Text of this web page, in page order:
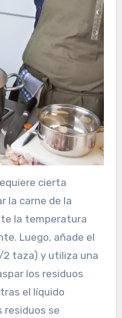
cierta
la carne de la
la temperatura
Luego, añade el
2 taza) y utiliza una
los residuos
el líquido
residuos se